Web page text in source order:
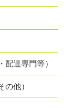
達専門等）
の他）